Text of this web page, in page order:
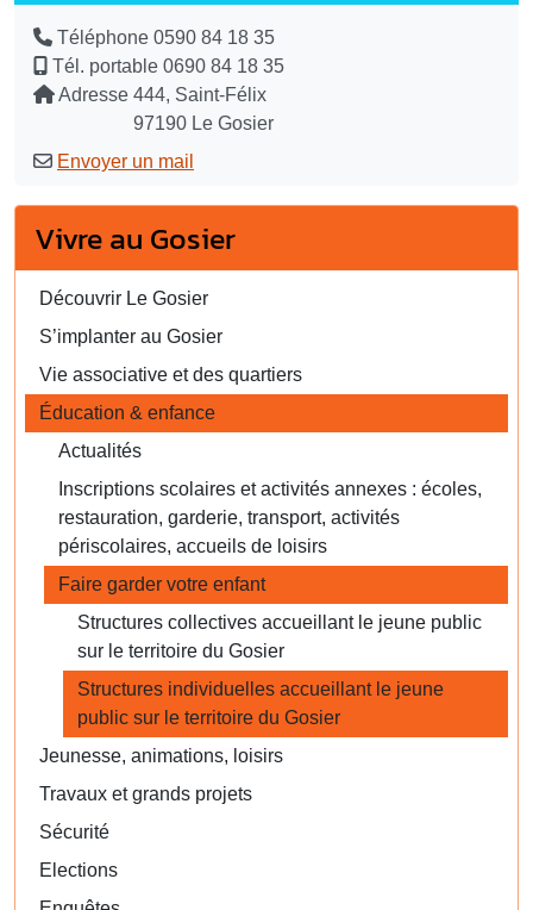
Téléphone 0590 84 18 35
Tél. portable 0690 84 18 35
Adresse 444, Saint-Félix
97190 Le Gosier
Envoyer un mail
Vivre au Gosier
Découvrir Le Gosier
S’implanter au Gosier
Vie associative et des quartiers
Éducation & enfance
Actualités
Inscriptions scolaires et activités annexes : écoles,
restauration, garderie, transport, activités
périscolaires, accueils de loisirs
Faire garder votre enfant
Structures collectives accueillant le jeune public
sur le territoire du Gosier
Structures individuelles accueillant le jeune
public sur le territoire du Gosier
Jeunesse, animations, loisirs
Travaux et grands projets
Sécurité
Elections